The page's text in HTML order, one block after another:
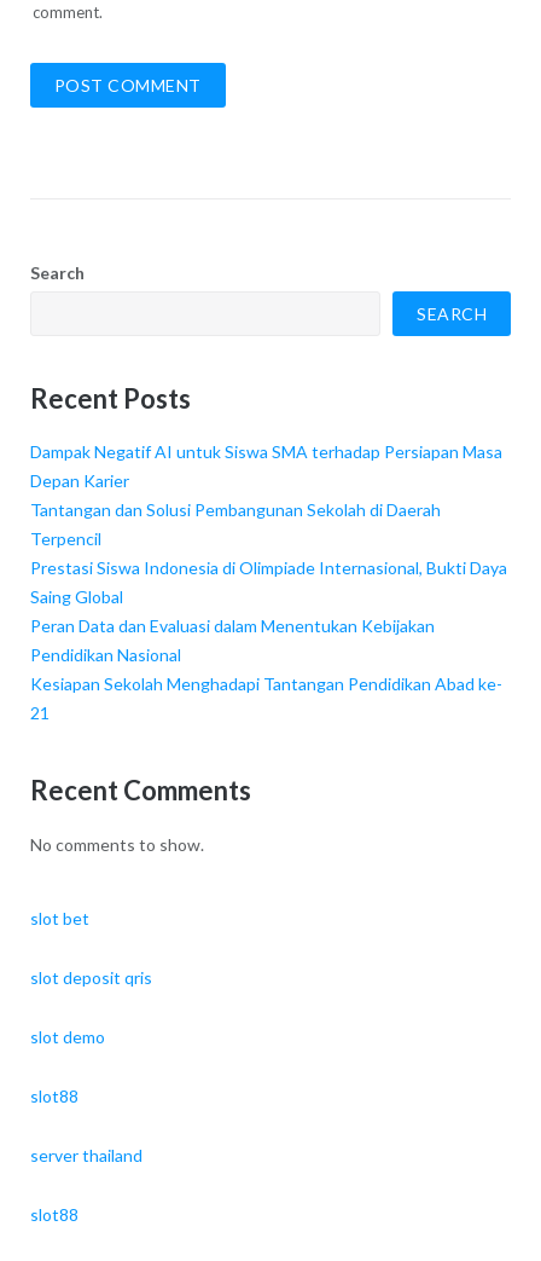
comment.
Search
SEARCH
Recent Posts
Dampak Negatif AI untuk Siswa SMA terhadap Persiapan Masa
Depan Karier
Tantangan dan Solusi Pembangunan Sekolah di Daerah
Terpencil
Prestasi Siswa Indonesia di Olimpiade Internasional, Bukti Daya
Saing Global
Peran Data dan Evaluasi dalam Menentukan Kebijakan
Pendidikan Nasional
Kesiapan Sekolah Menghadapi Tantangan Pendidikan Abad ke-
21
Recent Comments
No comments to show.
slot bet
slot deposit qris
slot demo
slot88
server thailand
slot88